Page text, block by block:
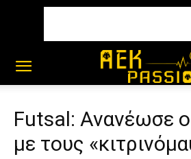
Futsal: Ανανέωσε
με τους